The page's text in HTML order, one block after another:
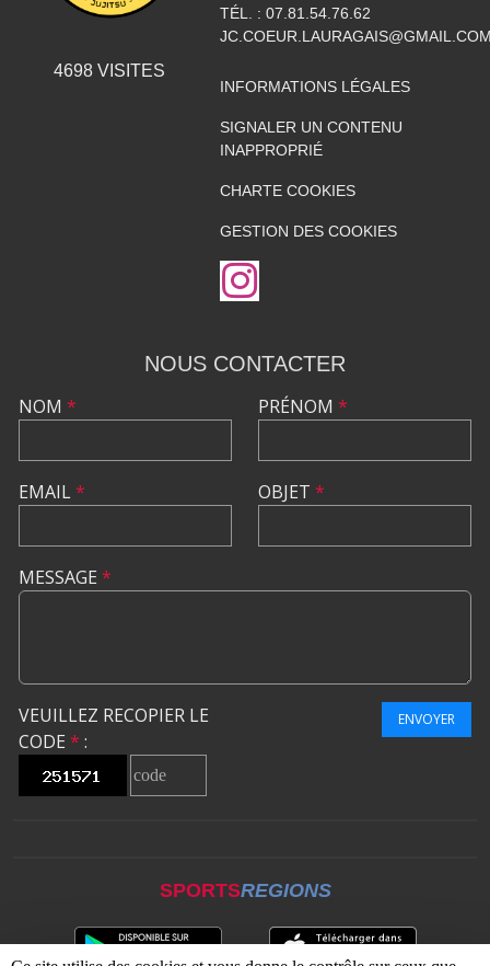
4698 VISITES
TÉL. : 07.81.54.76.62
INFORMATIONS LÉGALES
SIGNALER UN CONTENU
INAPPROPRIÉ
CHARTE COOKIES
GESTION DES COOKIES
NOUS CONTACTER
NOM *
EMAIL*
PRÉNOM *
OBJET *
MESSAGE *
VEUILLEZ RECOPIER LE
CODE * :
ENVOYER
SPORTSREGIONS